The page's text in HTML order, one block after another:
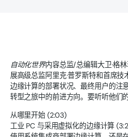
自动化世界内容总监/总编辑大卫·格
展高级总监阿里克·普罗斯特和首席技
边缘计算的部署状况、最终用户的注
转型之旅中的前进方向。要听听他们
从哪里开始 (2:03)
工业 PC 与采用虚拟化的边缘计算